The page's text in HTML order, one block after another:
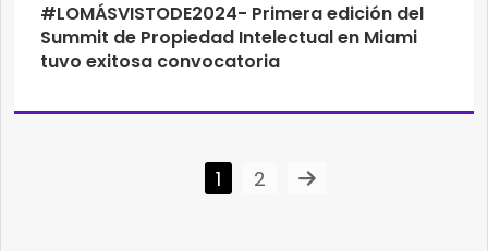
#LOMÁSVISTODE2024- Primera edición del
Summit de Propiedad Intelectual en Miami
tuvo exitosa convocatoria
1 2